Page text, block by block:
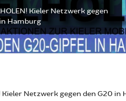
Kieler Netzwerk gegen
Hamburg
Kieler Netzwerk gegen den G20 in